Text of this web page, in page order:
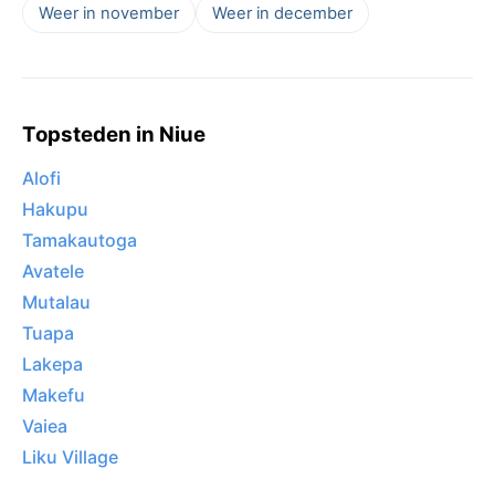
Weer in november Weer in december
Topsteden in Niue
Alofi
Hakupu
Tamakautoga
Avatele
Mutalau
Tuapa
Lakepa
Makefu
Vaiea
Liku Village